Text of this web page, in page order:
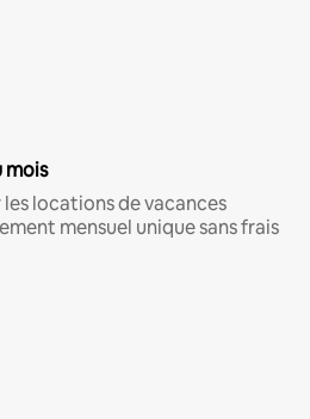
mois
locations de vacances
mensuel unique sans frais